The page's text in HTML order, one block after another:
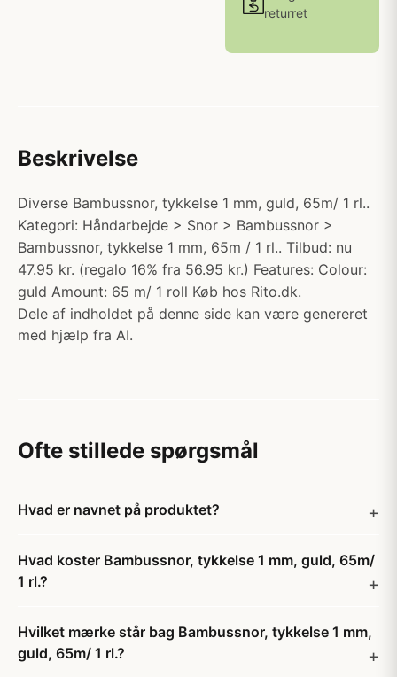
returret
Beskrivelse
Diverse Bambussnor, tykkelse 1 mm, guld, 65m/ 1 rl..
Kategori: Håndarbejde > Snor > Bambussnor >
Bambussnor, tykkelse 1 mm, 65m / 1 rl.. Tilbud: nu
47.95 kr. (regalo 16% fra 56.95 kr.) Features: Colour:
guld Amount: 65 m/ 1 roll Køb hos Rito.dk.
Dele af indholdet på denne side kan være genereret
med hjælp fra AI.
Ofte stillede spørgsmål
Hvad er navnet på produktet?
Hvad koster Bambussnor, tykkelse 1 mm, guld, 65m/
1 rl.?
Hvilket mærke står bag Bambussnor, tykkelse 1 mm,
guld, 65m/ 1 rl.?